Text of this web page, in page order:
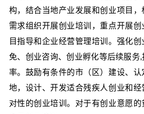
构，结合当地产业发展和创业项目，
需求组织开展创业培训，重点开展
目指导和企业经营管理培训。强化
免、创业咨询、创业孵化等后续服务
率。鼓励有条件的市（区）建设、
地，设计、开发适合残疾人创业和
对性的创业培训。对于有创业意愿